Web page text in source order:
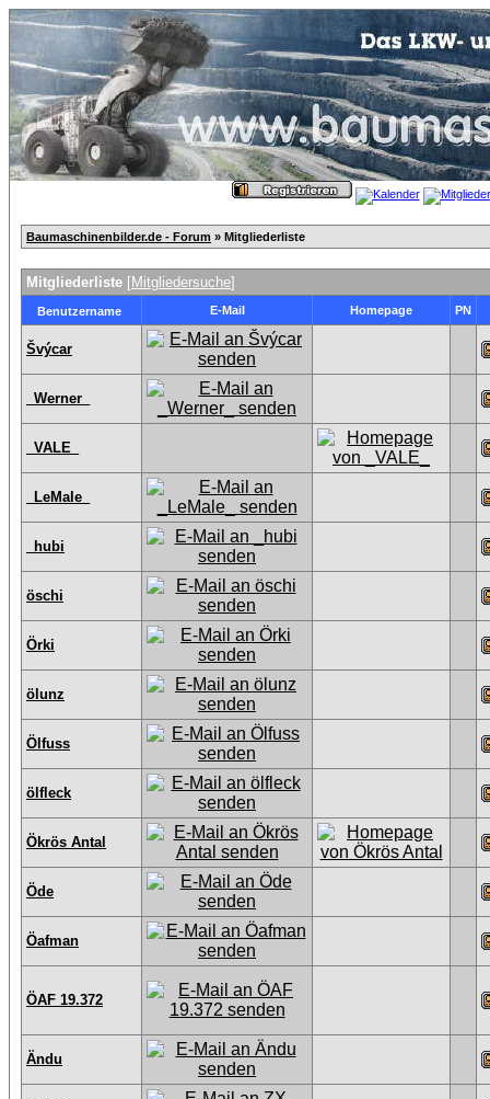
Baumaschinenbilder.de - Forum » Mitgliederliste
Mitgliederliste [Mitgliedersuche]
Benutzername E-Mail Homepage PN
Švýcar
_Werner_
_VALE_
_LeMale_
_hubi
öschi
Örki
ölunz
Ölfuss
ölfleck
Ökrös Antal
Öde
Öafman
ÖAF 19.372
Ändu